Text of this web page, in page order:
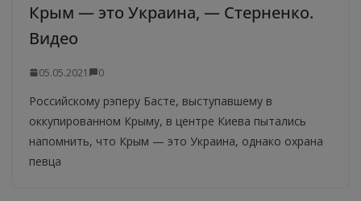
Крым — это Украина, — Стерненко.
Видео
05.05.2021 0
Российскому рэперу Басте, выступавшему в
оккупированном Крыму, в центре Киева пытались
напомнить, что Крым — это Украина, однако охрана
певца